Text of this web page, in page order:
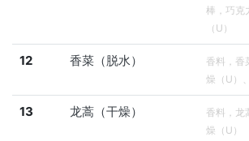
棒，巧克
（U）
12 香菜（脱水）
香料，香
燥（U）
13 龙蒿（干燥）
香料，龙
燥（U）